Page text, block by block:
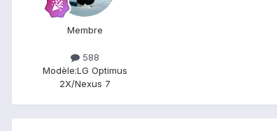
Membre
588
Modèle:LG Optimus
2X/Nexus 7